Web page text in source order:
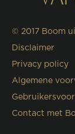
© 2017 Boom
Disclaimer
Privacy policy
Algemene
Contact met